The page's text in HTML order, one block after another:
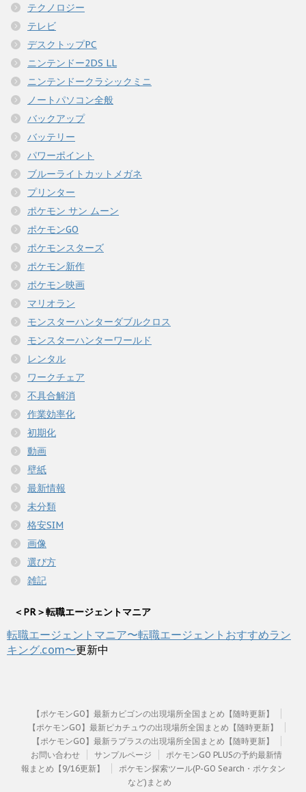
テクノロジー
テレビ
デスクトップPC
ニンテンドー2DS LL
ニンテンドークラシックミニ
ノートパソコン全般
バックアップ
バッテリー
パワーポイント
ブルーライトカットメガネ
プリンター
ポケモン サン ムーン
ポケモンGO
ポケモンスターズ
ポケモン新作
ポケモン映画
マリオラン
モンスターハンターダブルクロス
モンスターハンターワールド
レンタル
ワークチェア
不具合解消
作業効率化
初期化
動画
壁紙
最新情報
未分類
格安SIM
画像
選び方
雑記
＜PR＞転職エージェントマニア
転職エージェントマニア〜転職エージェントおすすめラン
キング.com〜更新中
【ポケモンGO】最新カビゴンの出現場所全国まとめ【随時更新】
【ポケモンGO】最新ピカチュウの出現場所全国まとめ【随時更新】
【ポケモンGO】最新ラプラスの出現場所全国まとめ【随時更新】
お問い合わせ
サンプルページ
ポケモンGO PLUSの予約最新情
報まとめ【9/16更新】
ポケモン探索ツール(P-GO Search・ポケタン
など)まとめ